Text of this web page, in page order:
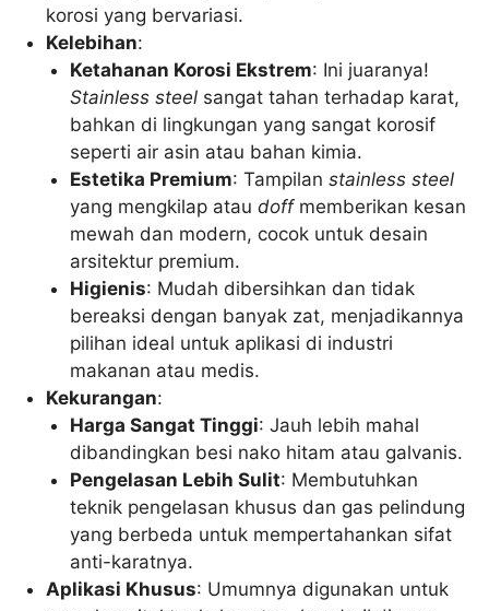
korosi yang bervariasi.
Kelebihan:
Ketahanan Korosi Ekstrem: Ini juaranya!
Stainless steel sangat tahan terhadap karat,
bahkan di lingkungan yang sangat korosif
seperti air asin atau bahan kimia.
Estetika Premium: Tampilanstainless steel
yang mengkilap ataudoffmemberikan kesan
mewah dan modern, cocok untuk desain
arsitektur premium.
Higienis: Mudah dibersihkan dan tidak
bereaksi dengan banyak zat, menjadikannya
pilihan ideal untuk aplikasi di industri
makanan atau medis.
Kekurangan:
Harga Sangat Tinggi: Jauh lebih mahal
dibandingkan besi nako hitam atau galvanis.
Pengelasan Lebih Sulit: Membutuhkan
teknik pengelasan khusus dan gas pelindung
yang berbeda untuk mempertahankan sifat
anti-karatnya.
Aplikasi Khusus: Umumnya digunakan untuk